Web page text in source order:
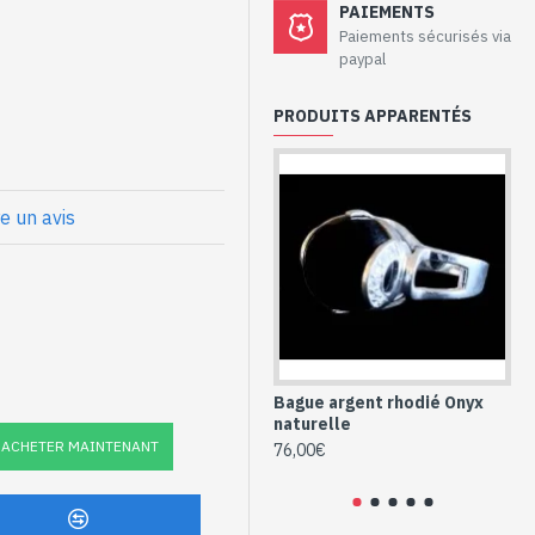
- Bague
(Rubis)
sans nickel
ronde
un avis
ACHETER MAINTENANT
PAIEMENTS
Paiements sécurisés via
paypal
PRODUITS APPARENTÉS
Bague argent rhodié Onyx
naturelle
76,00€